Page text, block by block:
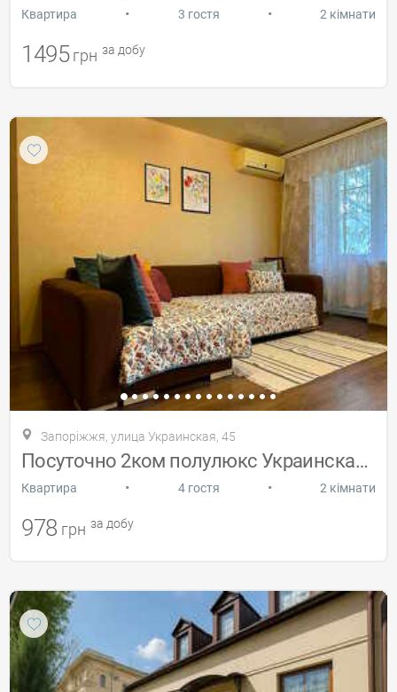
Квартира • 3 гостя • 2 кімнати
1495 грн за добу
Запоріжжя, улица Украинская, 45
Посуточно 2ком полулюкс Украинская,Лахти
Квартира • 4 гостя • 2 кімнати
978 грн за добу